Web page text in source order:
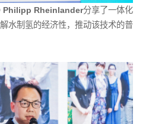
Philipp Rheinlander分享了一体化
水制氢的经济性，推动该技术的普